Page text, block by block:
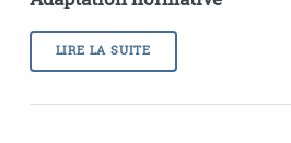
LIRE LA SUITE